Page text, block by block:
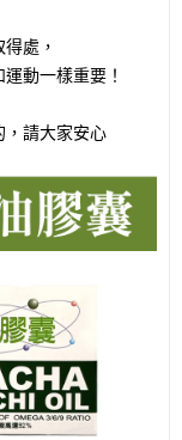
處，
動一樣重要！
請大家安心